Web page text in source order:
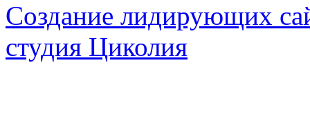
Создание лидирующих
студия Циколия